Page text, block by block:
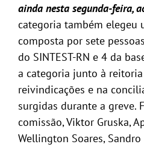
ainda nesta segunda-feira,
categoria também elegeu
composta por sete
do SINTEST-RN e 4 da
a categoria junto à
reivindicações e na
surgidas durante a greve.
comissão, Viktor Gruska,
Wellington Soares,